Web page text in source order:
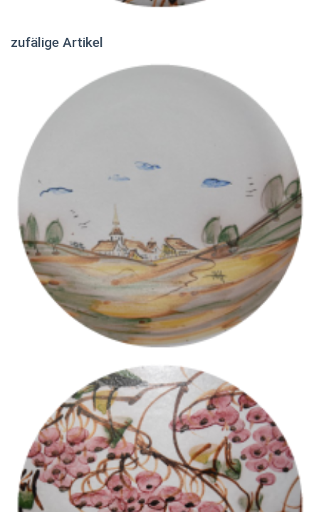
zufälige Artikel